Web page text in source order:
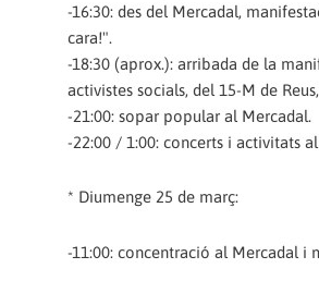
-16:30: des del Mercadal,
cara!".
-18:30 (aprox.): arribada de la
activistes socials, del 15-M de
-21:00: sopar popular al Mercadal.
-22:00 / 1:00: concerts i activitats
* Diumenge 25 de març:
-11:00: concentració al Mercadal i